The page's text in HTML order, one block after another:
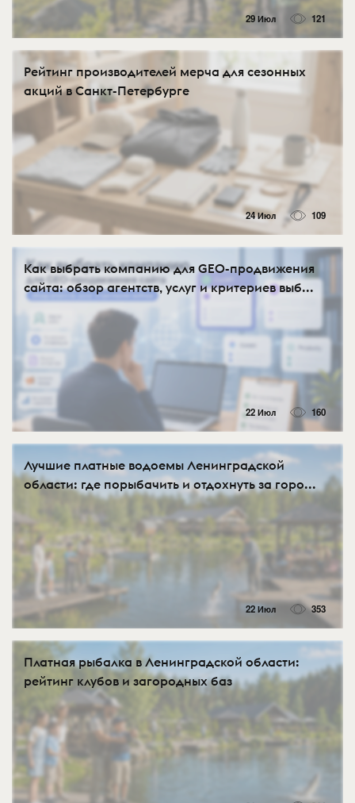
29 Июл 121
Рейтинг производителей мерча для сезонных
акций в Санкт-Петербурге
24 Июл 109
Как выбрать компанию для GEO-продвижения
сайта: обзор агентств, услуг и критериев выб...
22 Июл 160
Лучшие платные водоемы Ленинградской
области: где порыбачить и отдохнуть за горо...
22 Июл 353
Платная рыбалка в Ленинградской области:
рейтинг клубов и загородных баз